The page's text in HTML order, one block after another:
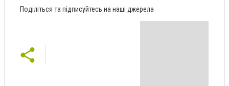
Поділіться та підписуйтесь на наші джерела